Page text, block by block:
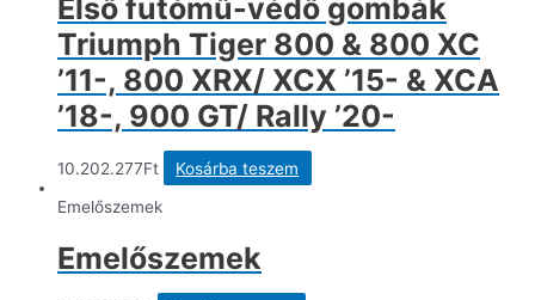
Első futómű-védő gombák
Triumph Tiger 800 & 800 XC
’11-, 800 XRX/ XCX ’15- & XCA
’18-, 900 GT/ Rally ’20-
10.202.277Ft
Kosárba teszem
Emelőszemek
Emelőszemek